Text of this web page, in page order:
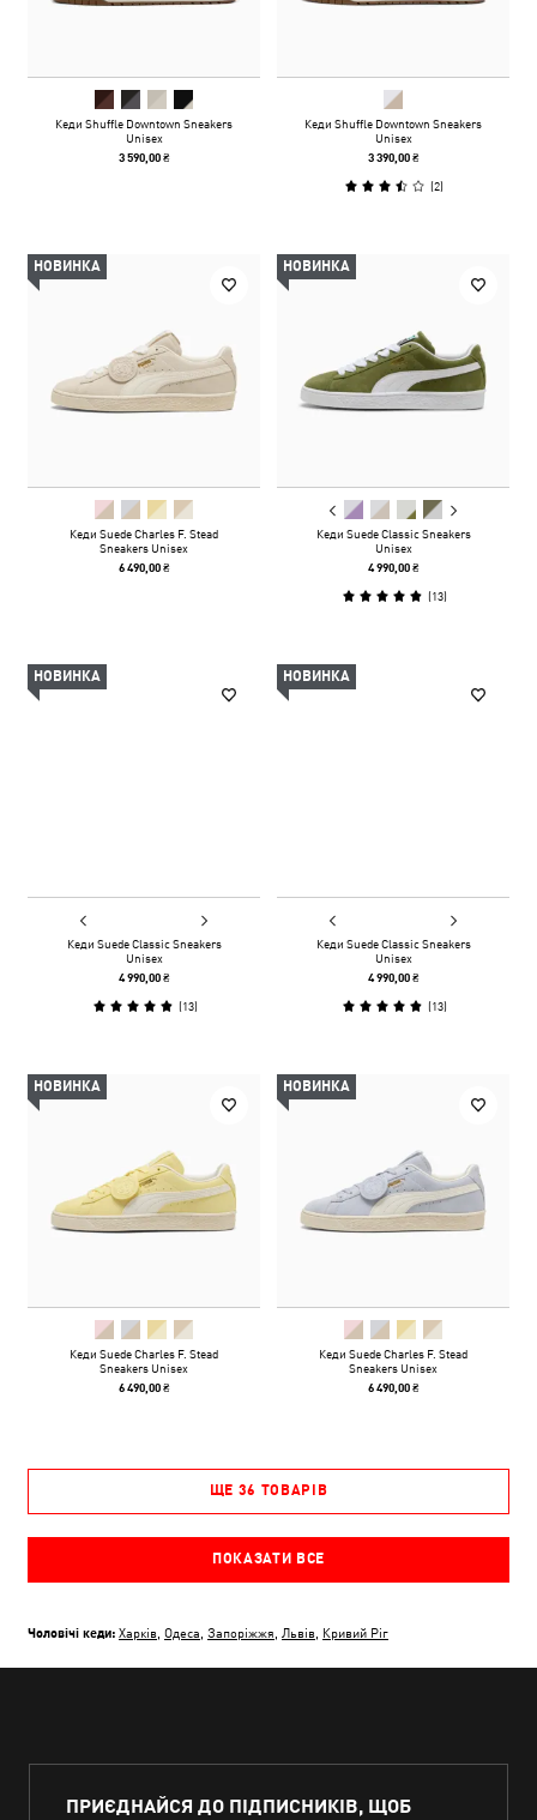
Кеди Shuffle Downtown Sneakers
Unisex
3 590,00 ₴
Кеди Shuffle Downtown Sneakers
Unisex
3 390,00 ₴
(2)
НОВИНКА
Кеди Suede Charles F. Stead
Sneakers Unisex
6 490,00 ₴
НОВИНКА
Кеди Suede Classic Sneakers
Unisex
4 990,00 ₴
(13)
НОВИНКА
Кеди Suede Classic Sneakers
Unisex
4 990,00 ₴
(13)
НОВИНКА
Кеди Suede Classic Sneakers
Unisex
4 990,00 ₴
(13)
НОВИНКА
Кеди Suede Charles F. Stead
Sneakers Unisex
6 490,00 ₴
НОВИНКА
Кеди Suede Charles F. Stead
Sneakers Unisex
6 490,00 ₴
ЩЕ 36 ТОВАРІВ
ПОКАЗАТИ ВСЕ
Чоловічі кеди: Харків Одеса Запоріжжя Львів Кривий Ріг
ПРИЄДНАЙСЯ ДО ПІДПИСНИКІВ, ЩОБ